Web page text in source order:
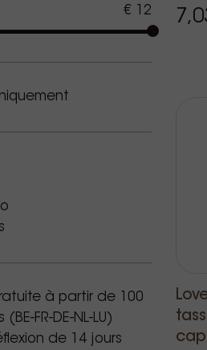
€ 12
à partir de 100
FR-DE-NL-LU)
de 14 jours